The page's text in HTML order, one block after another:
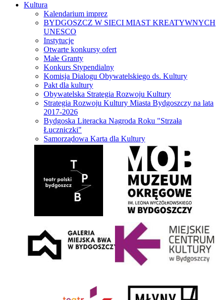
Kultura
Kalendarium imprez
BYDGOSZCZ W SIECI MIAST KREATYWNYCH
UNESCO
Instytucje
Otwarte konkursy ofert
Małe Granty
Konkurs Stypendialny
Komisja Dialogu Obywatelskiego ds. Kultury
Pakt dla kultury
Obywatelska Strategia Rozwoju Kultury
Strategia Rozwoju Kultury Miasta Bydgoszczy na lata
2017-2026
Bydgoska Literacka Nagroda Roku "Strzała
Łuczniczki"
Samorządowa Karta dla Kultury